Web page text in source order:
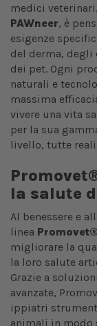
medici
PAWneer, è
esigenze
del derma, degli
dei pet. Ogni
naturali e
massima
vivere una vita
per la sua
livello, tutte
la salute
Al benessere e
linea Promovet®
migliorare la
la loro salute
Grazie a
avanzate,
ippiatri
animali in modo